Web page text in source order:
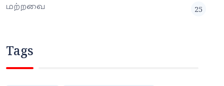
மற்றவை
25
Tags